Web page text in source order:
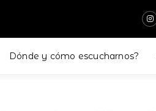
Dónde y cómo escucharnos?